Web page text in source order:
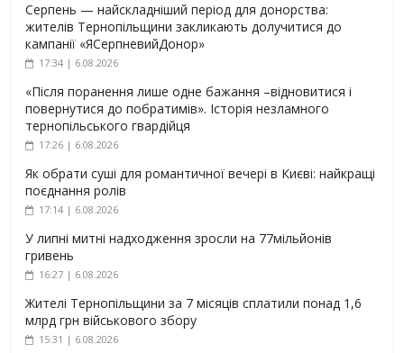
Серпень — найскладніший період для донорства:
жителів Тернопільщини закликають долучитися до
кампанії «ЯСерпневийДонор»
17:34 | 6.08.2026
«Після поранення лише одне бажання –відновитися і
повернутися до побратимів». Історія незламного
тернопільського гвардійця
17:26 | 6.08.2026
Як обрати суші для романтичної вечері в Києві: найкращі
поєднання ролів
17:14 | 6.08.2026
У липні митні надходження зросли на 77мільйонів
гривень
16:27 | 6.08.2026
Жителі Тернопільщини за 7 місяців сплатили понад 1,6
млрд грн військового збору
15:31 | 6.08.2026